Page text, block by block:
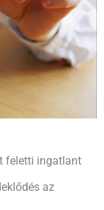
feletti ingatlant
az